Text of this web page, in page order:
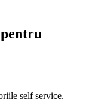
self service.